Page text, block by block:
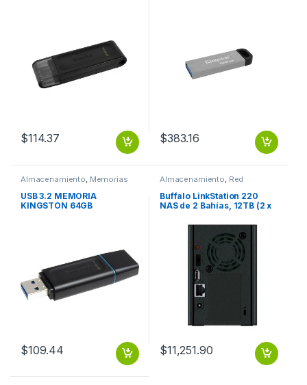
$114.37 $383.16
Almacenamiento, Memorias
USB 3.2 MEMORIA
KINGSTON 64GB
$109.44
Almacenamiento, Red
Buffalo LinkStation 220
NAS de 2 Bahías, 12TB (2 x
0.80GHz, USB, Negro ?
Incluye Discos (2X6TB)
RAID 0/1 RJ45 1GB USB 2.0
$11,251.90